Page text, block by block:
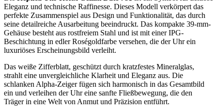
Eleganz und technische Raffinesse. Dieses Modell verkörpert das
perfekte Zusammenspiel aus Design und Funktionalität, das durch
seine detailreiche Ausarbeitung beeindruckt. Das kompakte 39-mm-
Gehäuse besteht aus rostfreiem Stahl und ist mit einer IPG-
Beschichtung in edler Roségoldfarbe versehen, die der Uhr ein
luxuriöses Erscheinungsbild verleiht.
Das weiße Zifferblatt, geschützt durch kratzfestes Mineralglas,
strahlt eine unvergleichliche Klarheit und Eleganz aus. Die
schlanken Alpha-Zeiger fügen sich harmonisch in das Gesamtbild
ein und verleihen der Uhr eine sanfte Fließbewegung, die den
Träger in eine Welt von Anmut und Präzision entführt.